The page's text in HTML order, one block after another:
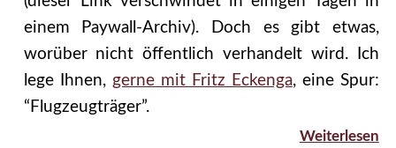
einem Paywall-Archiv). Doch es gibt etwas,
worüber nicht öffentlich verhandelt wird. Ich
lege Ihnen, gerne mit Fritz Eckenga, eine Spur:
“Flugzeugträger”.
Weiterlesen